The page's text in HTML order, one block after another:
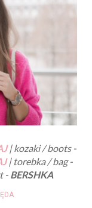
| kozaki / boots -
| torebka / bag -
- BERSHKA